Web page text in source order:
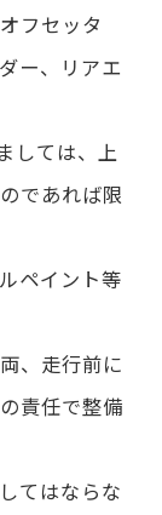
フセッタ
ー、リアエ
しては、上
であれば限
ペイント等
、走行前に
責任で整備
てはならな